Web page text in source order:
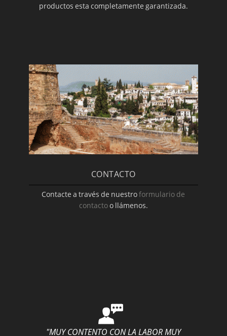
productos esta completamente garantizada.
CONTACTO
Contacte a través de nuestroformulario de
contactoo llámenos.
"MUY CONTENTO CON LA LABOR MUY